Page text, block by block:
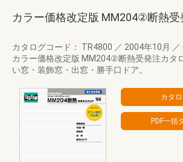
カラー価格改定版 MM204②断熱
カタログコード： TR4800 ／ 2004年10月 ／
カラー価格改定版 MM204②断熱受発注カタ
い窓・装飾窓・出窓・勝手口ドア。